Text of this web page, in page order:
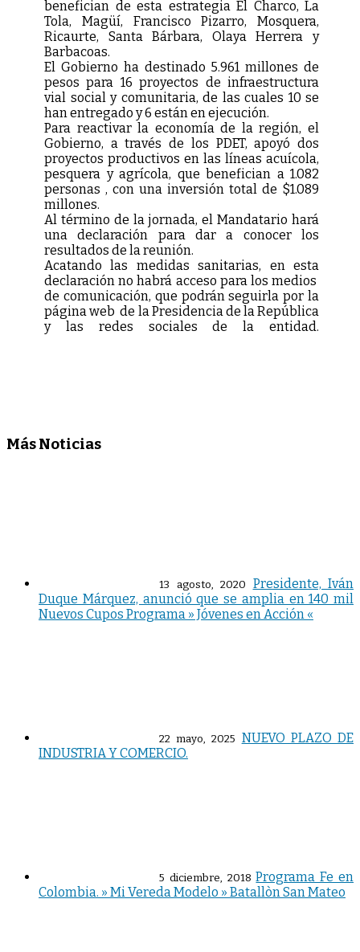
benefician de esta estrategia El Charco, La
Tola, Magüí, Francisco Pizarro, Mosquera,
Ricaurte, Santa Bárbara, Olaya Herrera y
Barbacoas.
El Gobierno ha destinado 5.961 millones de
pesos para 16 proyectos de infraestructura
vial social y comunitaria, de las cuales 10 se
han entregado y 6 están en ejecución.
Para reactivar la economía de la región, el
Gobierno, a través de los PDET, apoyó dos
proyectos productivos en las líneas acuícola,
pesquera y agrícola, que benefician a 1.082
personas , con una inversión total de $1.089
millones.
Al término de la jornada, el Mandatario hará
una declaración para dar a conocer los
resultados de la reunión.
Acatando las medidas sanitarias, en esta
declaración no habrá acceso para los medios
de comunicación, que podrán seguirla por la
página web de la Presidencia de la República
y las redes sociales de la entidad.
Más Noticias
13 agosto, 2020
Presidente, Iván
Duque Márquez, anunció que se amplia en 140 mil
Nuevos Cupos Programa » Jóvenes en Acción «
22 mayo, 2025 NUEVO PLAZO DE
INDUSTRIA Y COMERCIO.
5 diciembre, 2018 Programa Fe en
Colombia. » Mi Vereda Modelo » Batallòn San Mateo